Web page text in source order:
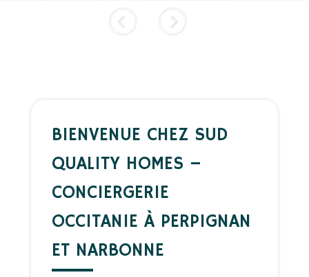
Slide précédentSlide suivant
BIENVENUE CHEZ SUD
QUALITY HOMES –
CONCIERGERIE
OCCITANIE À PERPIGNAN
ET NARBONNE